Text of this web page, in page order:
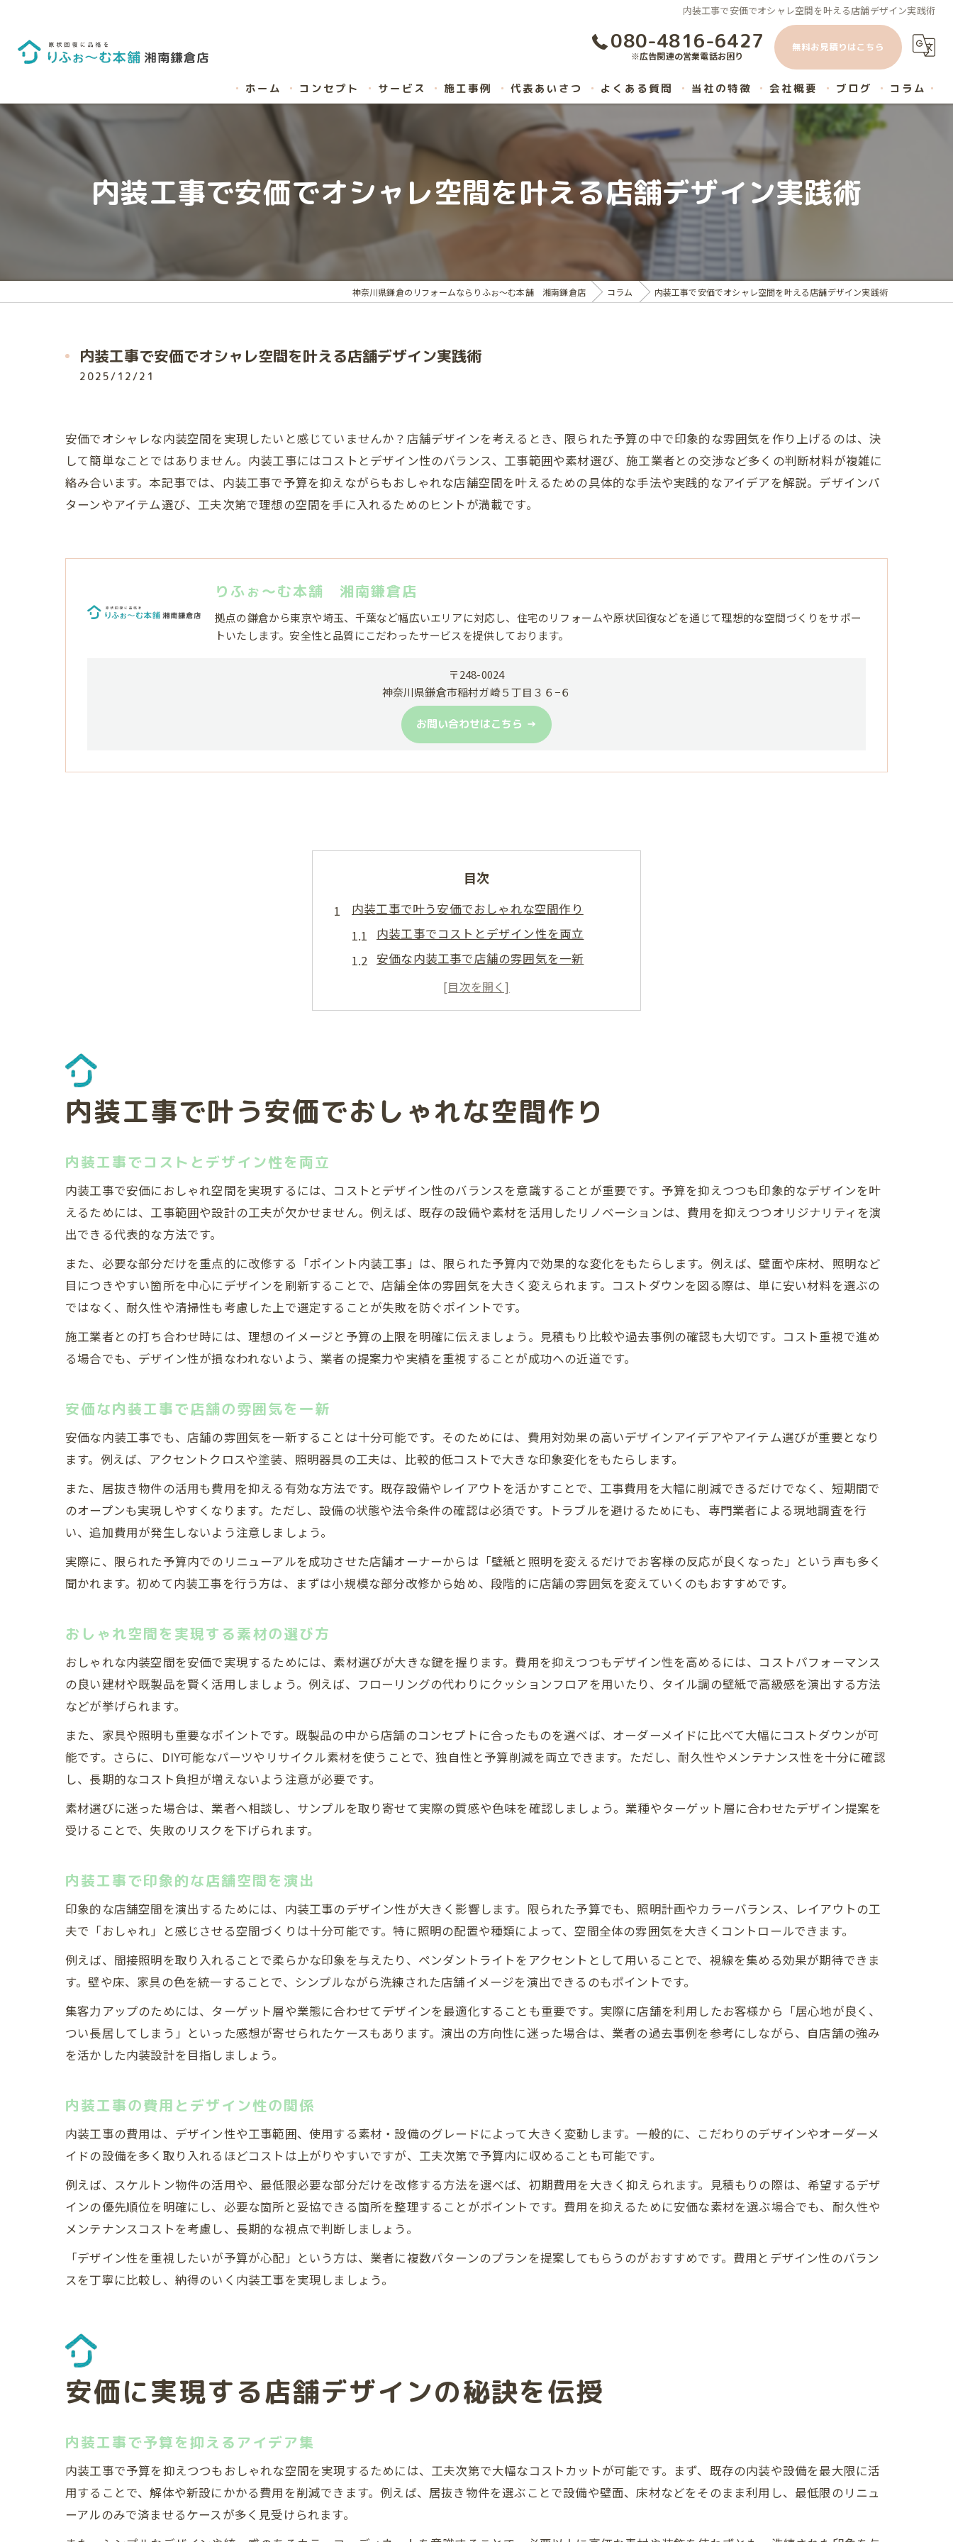
内装工事で安価でオシャレ空間を叶える店舗デザイン実践術
080-4816-6427
※広告関連の営業電話お困り
無料お見積りはこちら
ホーム コンセプト サービス 施工事例 代表あいさつ よくある質問 当社の特徴
内装工事
ハウスクリーニング
マンション
会社概要 ブログ コラム
内装工事で安価でオシャレ空間を叶える店舗デザイン実践術
神奈川県鎌倉のリフォームならりふぉ～む本舗 湘南鎌倉店 コラム 内装工事で安価でオシャレ空間を叶える店舗デザイン実践術
内装工事で安価でオシャレ空間を叶える店舗デザイン実践術
2025/12/21
安価でオシャレな内装空間を実現したいと感じていませんか？店舗デザインを考えるとき、限られた予算の中で印象的な雰囲気を作り上げるのは、決
して簡単なことではありません。内装工事にはコストとデザイン性のバランス、工事範囲や素材選び、施工業者との交渉など多くの判断材料が複雑に
絡み合います。本記事では、内装工事で予算を抑えながらもおしゃれな店舗空間を叶えるための具体的な手法や実践的なアイデアを解説。デザインパ
ターンやアイテム選び、工夫次第で理想の空間を手に入れるためのヒントが満載です。
りふぉ～む本舗 湘南鎌倉店
拠点の鎌倉から東京や埼玉、千葉など幅広いエリアに対応し、住宅のリフォームや原状回復などを通じて理想的な空間づくりをサポー
トいたします。安全性と品質にこだわったサービスを提供しております。
〒248-0024
神奈川県鎌倉市稲村ガ崎５丁目３６−６
お問い合わせはこちら
目次
内装工事で叶う安価でおしゃれな空間作り
内装工事でコストとデザイン性を両立
安価な内装工事で店舗の雰囲気を一新
おしゃれ空間を実現する素材の選び方
内装工事で印象的な店舗空間を演出
おしゃれ店舗のための内装工事工夫術
無駄を省く内装工事の実践的ポイント
おしゃれ空間を演出する内装工事の工夫とは
安価な素材活用で内装工事をおしゃれに
照明や家具による内装工事の工夫例
内装工事で店舗のコンセプトを表現
集客につながる内装工事の演出ポイント
費用を抑えた内装工事のポイントまとめ
内装工事の費用内訳を賢く確認する方法
安価な内装工事で店舗価値を高める方法
内装工事費用の削減アイデアまとめ
理想の店舗を安く仕上げる内装工事術
安価でセンスある内装工事の実践方法
内装工事で開業資金を有効活用するコツ
コストとデザイン性のバランスを極める方法
内装工事でコストバランスを取る秘訣
内装工事でコストとデザインを両立する
費用対効果が高い内装工事の選択ポイント
内装工事で叶う安価でおしゃれな空間作り
内装工事でコストとデザイン性を両立
内装工事で安価におしゃれ空間を実現するには、コストとデザイン性のバランスを意識することが重要です。予算を抑えつつも印象的なデザインを叶
えるためには、工事範囲や設計の工夫が欠かせません。例えば、既存の設備や素材を活用したリノベーションは、費用を抑えつつオリジナリティを演
出できる代表的な方法です。
また、必要な部分だけを重点的に改修する「ポイント内装工事」は、限られた予算内で効果的な変化をもたらします。例えば、壁面や床材、照明など
目につきやすい箇所を中心にデザインを刷新することで、店舗全体の雰囲気を大きく変えられます。コストダウンを図る際は、単に安い材料を選ぶの
ではなく、耐久性や清掃性も考慮した上で選定することが失敗を防ぐポイントです。
施工業者との打ち合わせ時には、理想のイメージと予算の上限を明確に伝えましょう。見積もり比較や過去事例の確認も大切です。コスト重視で進め
る場合でも、デザイン性が損なわれないよう、業者の提案力や実績を重視することが成功への近道です。
安価な内装工事で店舗の雰囲気を一新
安価な内装工事でも、店舗の雰囲気を一新することは十分可能です。そのためには、費用対効果の高いデザインアイデアやアイテム選びが重要となり
ます。例えば、アクセントクロスや塗装、照明器具の工夫は、比較的低コストで大きな印象変化をもたらします。
また、居抜き物件の活用も費用を抑える有効な方法です。既存設備やレイアウトを活かすことで、工事費用を大幅に削減できるだけでなく、短期間で
のオープンも実現しやすくなります。ただし、設備の状態や法令条件の確認は必須です。トラブルを避けるためにも、専門業者による現地調査を行
い、追加費用が発生しないよう注意しましょう。
実際に、限られた予算内でのリニューアルを成功させた店舗オーナーからは「壁紙と照明を変えるだけでお客様の反応が良くなった」という声も多く
聞かれます。初めて内装工事を行う方は、まずは小規模な部分改修から始め、段階的に店舗の雰囲気を変えていくのもおすすめです。
おしゃれ空間を実現する素材の選び方
おしゃれな内装空間を安価で実現するためには、素材選びが大きな鍵を握ります。費用を抑えつつもデザイン性を高めるには、コストパフォーマンス
の良い建材や既製品を賢く活用しましょう。例えば、フローリングの代わりにクッションフロアを用いたり、タイル調の壁紙で高級感を演出する方法
などが挙げられます。
また、家具や照明も重要なポイントです。既製品の中から店舗のコンセプトに合ったものを選べば、オーダーメイドに比べて大幅にコストダウンが可
能です。さらに、DIY可能なパーツやリサイクル素材を使うことで、独自性と予算削減を両立できます。ただし、耐久性やメンテナンス性を十分に確認
し、長期的なコスト負担が増えないよう注意が必要です。
素材選びに迷った場合は、業者へ相談し、サンプルを取り寄せて実際の質感や色味を確認しましょう。業種やターゲット層に合わせたデザイン提案を
受けることで、失敗のリスクを下げられます。
内装工事で印象的な店舗空間を演出
印象的な店舗空間を演出するためには、内装工事のデザイン性が大きく影響します。限られた予算でも、照明計画やカラーバランス、レイアウトの工
夫で「おしゃれ」と感じさせる空間づくりは十分可能です。特に照明の配置や種類によって、空間全体の雰囲気を大きくコントロールできます。
例えば、間接照明を取り入れることで柔らかな印象を与えたり、ペンダントライトをアクセントとして用いることで、視線を集める効果が期待できま
す。壁や床、家具の色を統一することで、シンプルながら洗練された店舗イメージを演出できるのもポイントです。
集客力アップのためには、ターゲット層や業態に合わせてデザインを最適化することも重要です。実際に店舗を利用したお客様から「居心地が良く、
つい長居してしまう」といった感想が寄せられたケースもあります。演出の方向性に迷った場合は、業者の過去事例を参考にしながら、自店舗の強み
を活かした内装設計を目指しましょう。
内装工事の費用とデザイン性の関係
内装工事の費用は、デザイン性や工事範囲、使用する素材・設備のグレードによって大きく変動します。一般的に、こだわりのデザインやオーダーメ
イドの設備を多く取り入れるほどコストは上がりやすいですが、工夫次第で予算内に収めることも可能です。
例えば、スケルトン物件の活用や、最低限必要な部分だけを改修する方法を選べば、初期費用を大きく抑えられます。見積もりの際は、希望するデザ
インの優先順位を明確にし、必要な箇所と妥協できる箇所を整理することがポイントです。費用を抑えるために安価な素材を選ぶ場合でも、耐久性や
メンテナンスコストを考慮し、長期的な視点で判断しましょう。
「デザイン性を重視したいが予算が心配」という方は、業者に複数パターンのプランを提案してもらうのがおすすめです。費用とデザイン性のバラン
スを丁寧に比較し、納得のいく内装工事を実現しましょう。
安価に実現する店舗デザインの秘訣を伝授
内装工事で予算を抑えるアイデア集
内装工事で予算を抑えつつもおしゃれな空間を実現するためには、工夫次第で大幅なコストカットが可能です。まず、既存の内装や設備を最大限に活
用することで、解体や新設にかかる費用を削減できます。例えば、居抜き物件を選ぶことで設備や壁面、床材などをそのまま利用し、最低限のリニュ
ーアルのみで済ませるケースが多く見受けられます。